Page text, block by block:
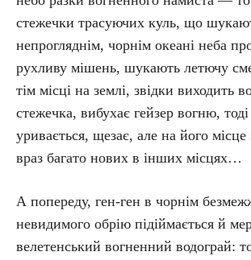
стежечки трасуючих куль, що
непрогляднім, чорнім океані неба
рухливу мішень, шукають летючу
тім місці на землі, звідки виходить
стежечка, вибухає гейзер вогню,
уривається, щезає, але на його місце
враз багато нових в інших місцях…
А попереду, ген-ген в чорнім
невидимого обрію підіймається й
велетенський вогненний водограй: